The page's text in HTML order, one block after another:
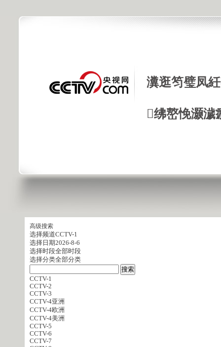
瀵逛笉璧凤
绋嶅悗灏
高级搜索
选择频道CCTV-1
选择日期2026-8-6
选择时段全部时段
选择分类全部分类
CCTV-1
CCTV-2
CCTV-3
CCTV-4亚洲
CCTV-4欧洲
CCTV-4美洲
CCTV-5
CCTV-6
CCTV-7